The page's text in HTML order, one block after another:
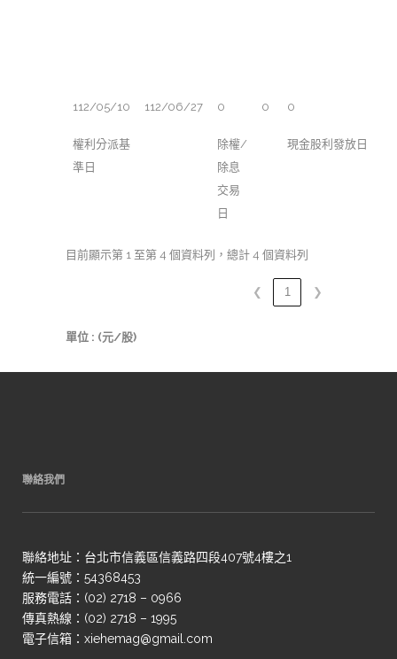
112/05/10 112/06/27 0 0 0
權利分派基
準日
除權/
除息
交易
日
現金股利發放日
目前顯示第 1 至第 4 個資料列，總計 4 個資料列
❮ 1 ❯
單位 : (元/股)
聯絡我們
聯絡地址：台北市信義區信義路四段407號4樓之1
統一編號：54368453
服務電話：(02) 2718 – 0966
傳真熱線：(02) 2718 – 1995
電子信箱：xiehemag@gmail.com